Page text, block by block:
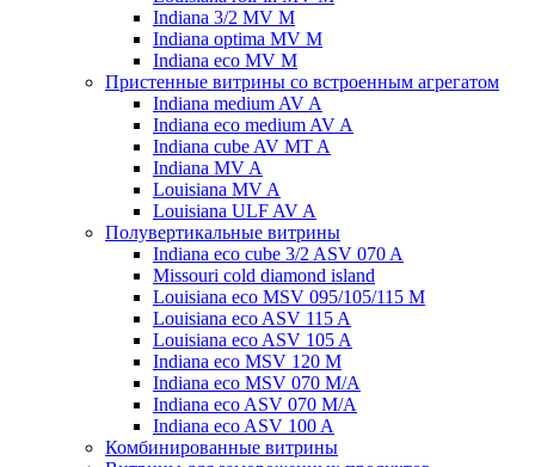
Indiana 3/2 MV M
Indiana optima MV M
Indiana eco MV M
Пристенные витрины со встроенным агрегатом
Indiana medium AV A
Indiana eco medium AV A
Indiana cube AV MT A
Indiana MV A
Louisiana MV A
Louisiana ULF AV A
Полувертикальные витрины
Indiana eco cube 3/2 ASV 070 A
Missouri cold diamond island
Louisiana eco MSV 095/105/115 M
Louisiana eco ASV 115 A
Louisiana eco ASV 105 A
Indiana eco MSV 120 M
Indiana eco MSV 070 M/A
Indiana eco ASV 070 M/A
Indiana eco ASV 100 A
Комбинированные витрины